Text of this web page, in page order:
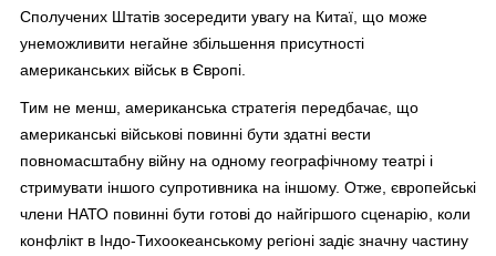
Сполучених Штатів зосередити увагу на Китаї, що може
унеможливити негайне збільшення присутності
американських військ в Європі.
Тим не менш, американська стратегія передбачає, що
американські військові повинні бути здатні вести
повномасштабну війну на одному географічному театрі і
стримувати іншого супротивника на іншому. Отже, європейські
члени НАТО повинні бути готові до найгіршого сценарію, коли
конфлікт в Індо-Тихоокеанському регіоні задіє значну частину